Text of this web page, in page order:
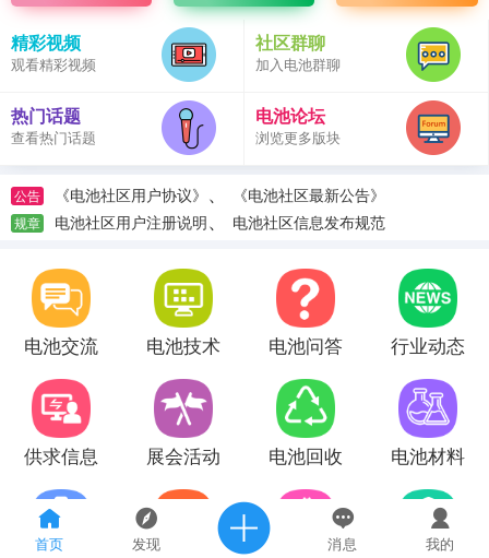
首页 发现 消息 我的
精彩视频
观看精彩视频
社区群聊
加入电池群聊
热门话题
查看热门话题
电池论坛
浏览更多版块
公告 《电池社区用户协议》 、 《电池社区最新公告》
规章 电池社区用户注册说明、 电池社区信息发布规范
电池交流 电池技术 电池问答 行业动态
供求信息 展会活动 电池回收 电池材料